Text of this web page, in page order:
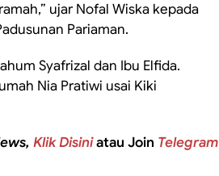
ujar Nofal Wiska kepada
Pariaman.
Syafrizal dan Ibu Elfida.
Nia Pratiwi usai Kiki
Klik Disiniatau Join Telegram